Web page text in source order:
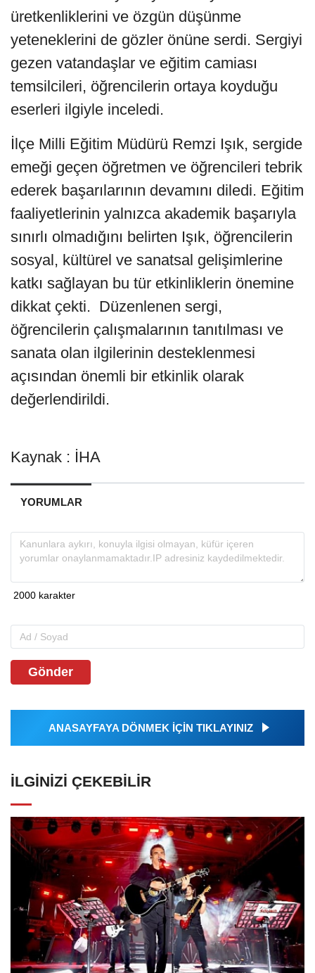
üretkenliklerini ve özgün düşünme
yeteneklerini de gözler önüne serdi. Sergiyi
gezen vatandaşlar ve eğitim camiası
temsilcileri, öğrencilerin ortaya koyduğu
eserleri ilgiyle inceledi.
İlçe Milli Eğitim Müdürü Remzi Işık, sergide
emeği geçen öğretmen ve öğrencileri tebrik
ederek başarılarının devamını diledi. Eğitim
faaliyetlerinin yalnızca akademik başarıyla
sınırlı olmadığını belirten Işık, öğrencilerin
sosyal, kültürel ve sanatsal gelişimlerine
katkı sağlayan bu tür etkinliklerin önemine
dikkat çekti. Düzenlenen sergi,
öğrencilerin çalışmalarının tanıtılması ve
sanata olan ilgilerinin desteklenmesi
açısından önemli bir etkinlik olarak
değerlendirildi.
Kaynak : İHA
YORUMLAR
Gönder
ANASAYFAYA DÖNMEK İÇİN TIKLAYINIZ
İLGINIZI ÇEKEBILIR